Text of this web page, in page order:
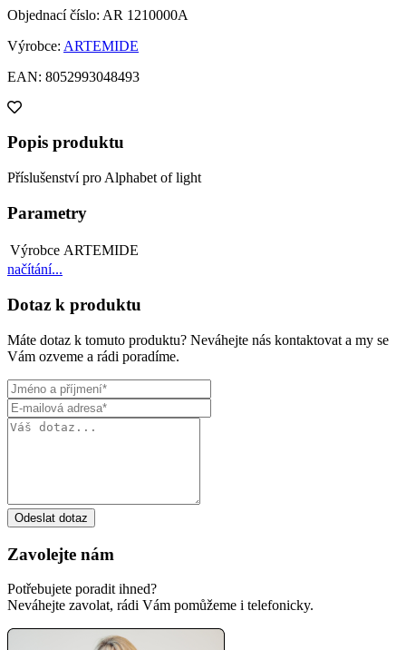
Objednací číslo: AR 1210000A
Výrobce: ARTEMIDE
EAN: 8052993048493
Popis produktu
Příslušenství pro Alphabet of light
Parametry
Výrobce ARTEMIDE
načítání...
Dotaz k produktu
Máte dotaz k tomuto produktu? Neváhejte nás kontaktovat a my se
Vám ozveme a rádi poradíme.
Odeslat dotaz
Zavolejte nám
Potřebujete poradit ihned?
Neváhejte zavolat, rádi Vám pomůžeme i telefonicky.